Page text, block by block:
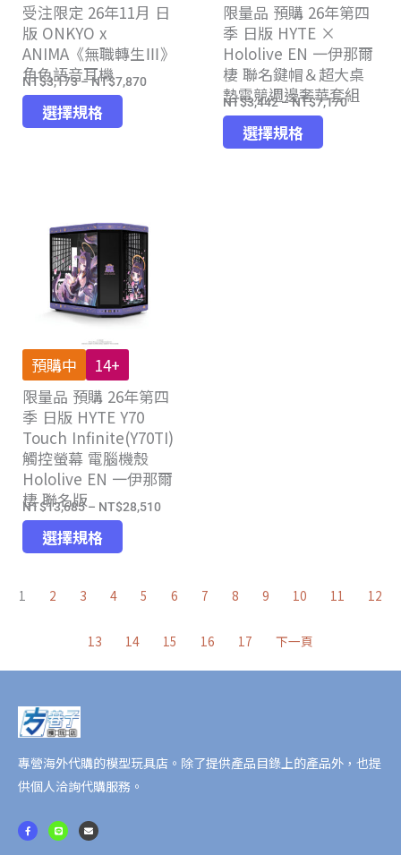
面
擇
選
項
頁
面
選
擇
選
項
受注限定 26年11月 日
版 ONKYO x
ANIMA《無職轉生Ⅲ》
角色語音耳機
NT$3,173 –NT$7,870價
NT$7,870
選擇規格
產
款
式。
可
在
品
面
選
擇
選
項
限量品 預購 26年第四
季 日版 HYTE ×
Hololive EN 一伊那爾
棲 聯名鍵帽＆超大桌
墊電競週邊奢華套組
NT$3,442–NT$7,170價
選擇規格
產
預購中
14+
限量品 預購 26年第四
季 日版 HYTE Y70
Touch Infinite(Y70TI)
觸控螢幕 電腦機殼
Hololive EN 一伊那爾
棲 聯名版
NT$13,685 – NT$28,510價
NT$13,685
NT$28,510
選擇規格
產
種
產
品
1 2 3 4 5 6 7 8 9 10 11 12
13 14 15 16 17 下一頁
專營海外代購的模型玩具店。除了提供產品目錄上的產品外，也提
供個人洽詢代購服務。
F
a
c
L
i
n
E
n
v